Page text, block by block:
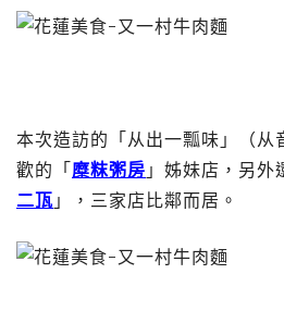
本次造訪的「从出一瓢味」（
歡的「糜粖粥房 」姊妹店，另外
二㼗 」，三家店比鄰而居。